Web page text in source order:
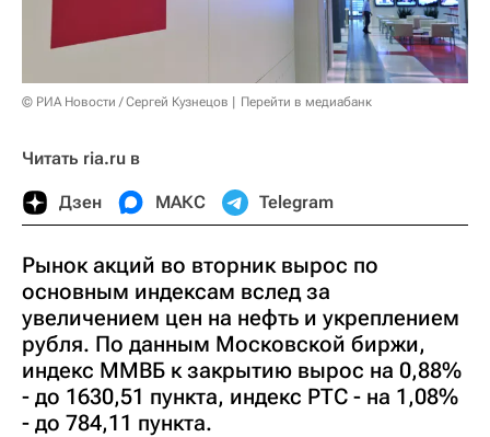
© РИА Новости / Сергей Кузнецов Перейти в медиабанк
Читать ria.ru в
Дзен МАКС Telegram
Рынок акций во вторник вырос по
основным индексам вслед за
увеличением цен на нефть и укреплением
рубля. По данным Московской биржи,
индекс ММВБ к закрытию вырос на 0,88%
- до 1630,51 пункта, индекс РТС - на 1,08%
- до 784,11 пункта.